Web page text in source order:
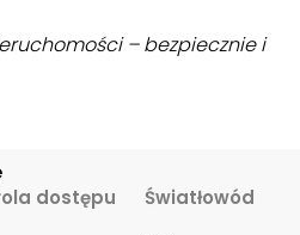
– bezpiecznie i
dostępu
Światłowód